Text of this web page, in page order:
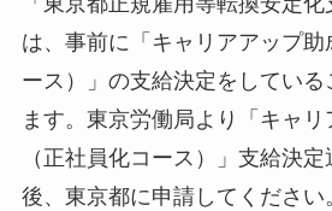
は、事前に「キャリアアップ助
ース）」の支給決定をしている
ます。東京労働局より「キャ
（正社員化コース）」支給決
後、東京都に申請してくださ